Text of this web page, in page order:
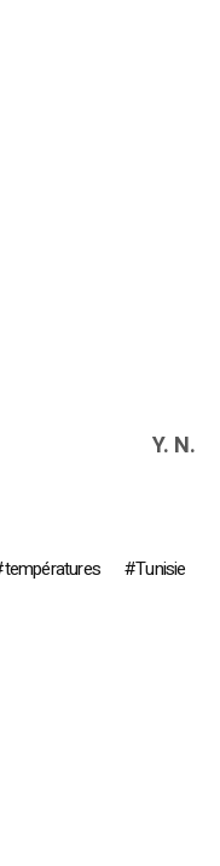
Y. N.
températures Tunisie